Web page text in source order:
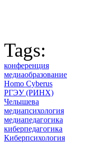
Tags:
конференция
медиаобразование
Homo Cyberus
РГЭУ (РИНХ)
Челышева
медиапсихология
медиапедагогика
киберпедагогика
Киберпсихология